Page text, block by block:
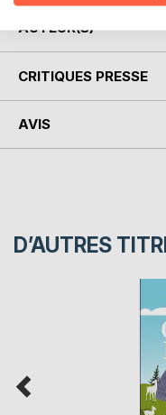
AUTEUR(S)
CRITIQUES PRESSE
AVIS
D’AUTRES